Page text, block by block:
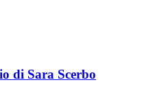
di Sara Scerbo